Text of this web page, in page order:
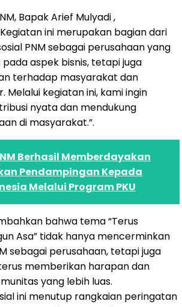
Bapak Arief Mulyadi ,
ini merupakan bagian dari
PNM sebagai perusahaan yang
aspek bisnis, tetapi juga
terhadap masyarakat dan
Melalui kegiatan ini, kami ingin
nyata dan mendukung
di masyarakat.”.
Berhasil Memberdayakan
Pendampingan Kepada
Melalui Program PKU
bahwa tema “Terus
Asa” tidak hanya mencerminkan
sebagai perusahaan, tetapi juga
memberikan harapan dan
yang lebih luas.
ini menutup rangkaian peringatan